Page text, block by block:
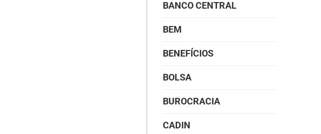
BANCO CENTRAL
BEM
BENEFÍCIOS
BOLSA
BUROCRACIA
CADIN